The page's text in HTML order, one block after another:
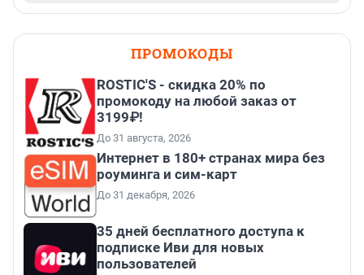
ПРОМОКОДЫ
ROSTIC'S - скидка 20% по
промокоду на любой заказ от
3199₽!
До 31 августа, 2026
Интернет в 180+ странах мира без
роуминга и сим-карт
До 31 декабря, 2026
35 дней бесплатного доступа к
подписке Иви для новых
пользователей